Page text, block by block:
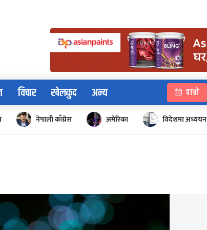
विचार खेलकुद अन्य पात्रो
नेपाली काँग्रेस अमेरिका विदेशमा अध्ययन